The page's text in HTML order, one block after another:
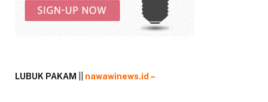
LUBUK PAKAM nawawinews.id –